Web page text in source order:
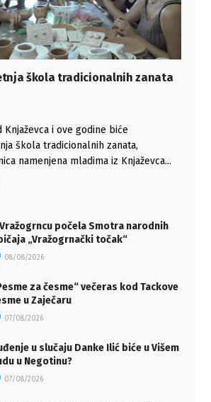
škola tradicionalnih zanata
Knjaževca i ove godine biće
škola tradicionalnih zanata,
namenjena mladima iz Knjaževca...
počela Smotra narodnih
„Vražogrnački točak“
08/08/2026
za česme“ večeras kod Tackove
u Zaječaru
07/08/2026
u slučaju Danke Ilić biće u Višem
u Negotinu?
07/08/2026